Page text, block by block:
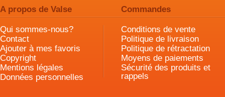
A propos de Valse Commandes
Qui sommes-nous?
Contact
Ajouter à mes favoris
Copyright
Mentions légales
Données personnelles
Conditions de vente
Politique de livraison
Politique de rétractation
Moyens de paiements
Sécurité des produits et
rappels